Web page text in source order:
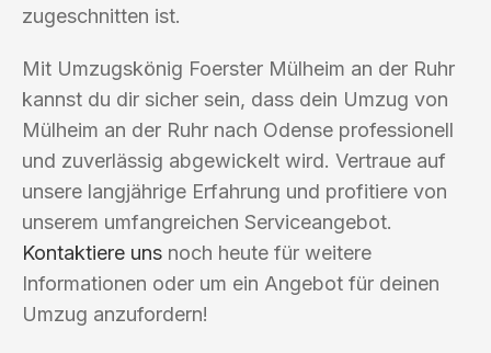
zugeschnitten ist.
Mit Umzugskönig Foerster Mülheim an der Ruhr
kannst du dir sicher sein, dass dein Umzug von
Mülheim an der Ruhr nach Odense professionell
und zuverlässig abgewickelt wird. Vertraue auf
unsere langjährige Erfahrung und profitiere von
unserem umfangreichen Serviceangebot.
Kontaktiere uns noch heute für weitere
Informationen oder um ein Angebot für deinen
Umzug anzufordern!